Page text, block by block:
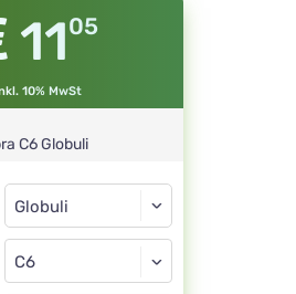
1105
10% MwSt
C6 Globuli
Form
Globuli
C6